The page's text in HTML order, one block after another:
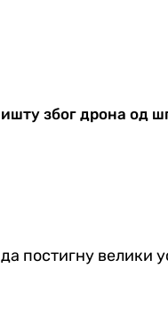
због дрона од
постигну велики